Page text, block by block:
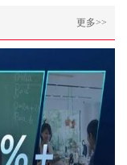
更多>>